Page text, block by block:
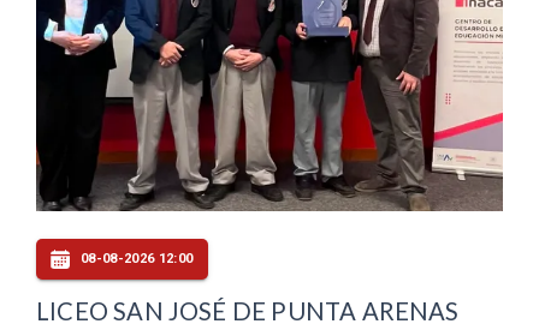
08-08-2026 12:00
LICEO SAN JOSÉ DE PUNTA ARENAS